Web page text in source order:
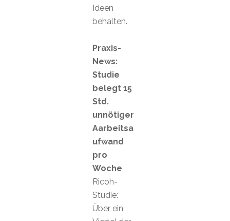
Ideen
behalten.
Praxis-
News:
Studie
belegt 15
Std.
unnötiger
Aarbeitsa
ufwand
pro
Woche
Ricoh-
Studie:
Über ein